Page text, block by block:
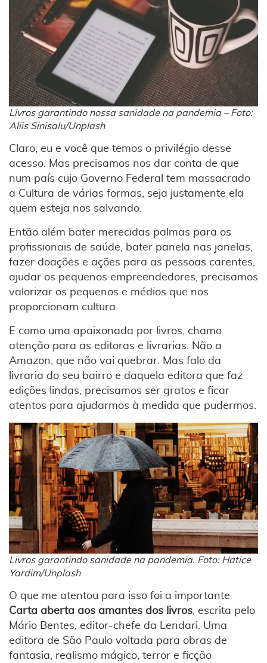
Livros garantindo nossa sanidade na pandemia – Foto:
Aliis Sinisalu/Unplash
Claro, eu e você que temos o privilégio desse
acesso. Mas precisamos nos dar conta de que
num país cujo Governo Federal tem massacrado
a Cultura de várias formas, seja justamente ela
quem esteja nos salvando.
Então além bater merecidas palmas para os
profissionais de saúde, bater panela nas janelas,
fazer doações e ações para as pessoas carentes,
ajudar os pequenos empreendedores, precisamos
valorizar os pequenos e médios que nos
proporcionam cultura.
E como uma apaixonada por livros, chamo
atenção para as editoras e livrarias. Não a
Amazon, que não vai quebrar. Mas falo da
livraria do seu bairro e daquela editora que faz
edições lindas, precisamos ser gratos e ficar
atentos para ajudarmos à medida que pudermos.
Livros garantindo sanidade na pandemia. Foto: Hatice
Yardim/Unplash
O que me atentou para isso foi a importante
Carta aberta aos amantes dos livros , escrita pelo
Mário Bentes, editor-chefe da Lendari. Uma
editora de São Paulo voltada para obras de
fantasia, realismo mágico, terror e ficção